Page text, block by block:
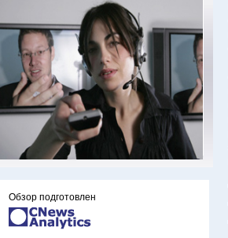
Обзор подготовлен